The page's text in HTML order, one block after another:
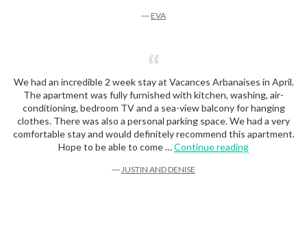
― EVA
We had an incredible 2 week stay at Vacances Arbanaises in April.
The apartment was fully furnished with kitchen, washing, air-
conditioning, bedroom TV and a sea-view balcony for hanging
clothes. There was also a personal parking space. We had a very
comfortable stay and would definitely recommend this apartment.
Hope to be able to come …Continue reading« Justin and
― JUSTIN AND DENISE